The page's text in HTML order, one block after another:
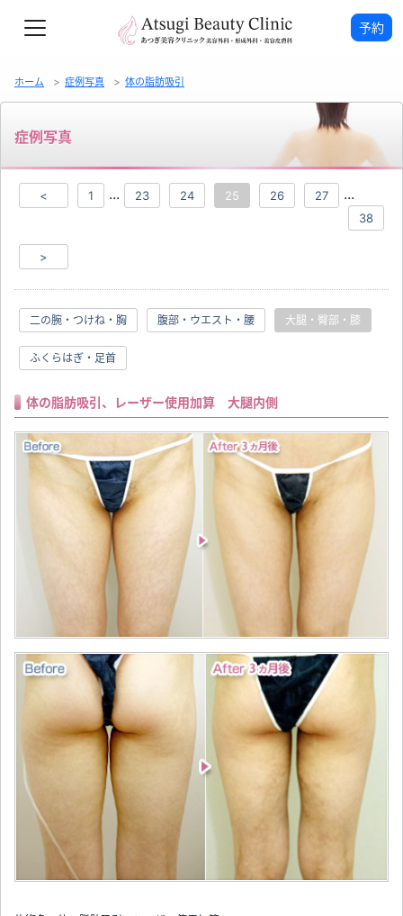
予約
ホーム 症例写真 体の脂肪吸引
症例写真
< 1 ... 23 24 25 26 27 ...
38
>
二の腕・つけね・胸 腹部・ウエスト・腰 大腿・臀部・膝
ふくらはぎ・足首
体の脂肪吸引、レーザー使用加算 大腿内側